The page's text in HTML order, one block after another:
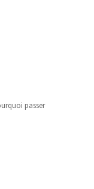
passer